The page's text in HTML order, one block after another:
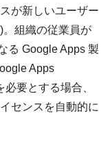
が新しいユーザー
組織の従業員が
る Google Apps 製
Apps
要とする場合、
センスを自動的に